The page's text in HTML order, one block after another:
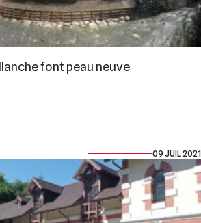
font peau neuve
09 JUIL 2021